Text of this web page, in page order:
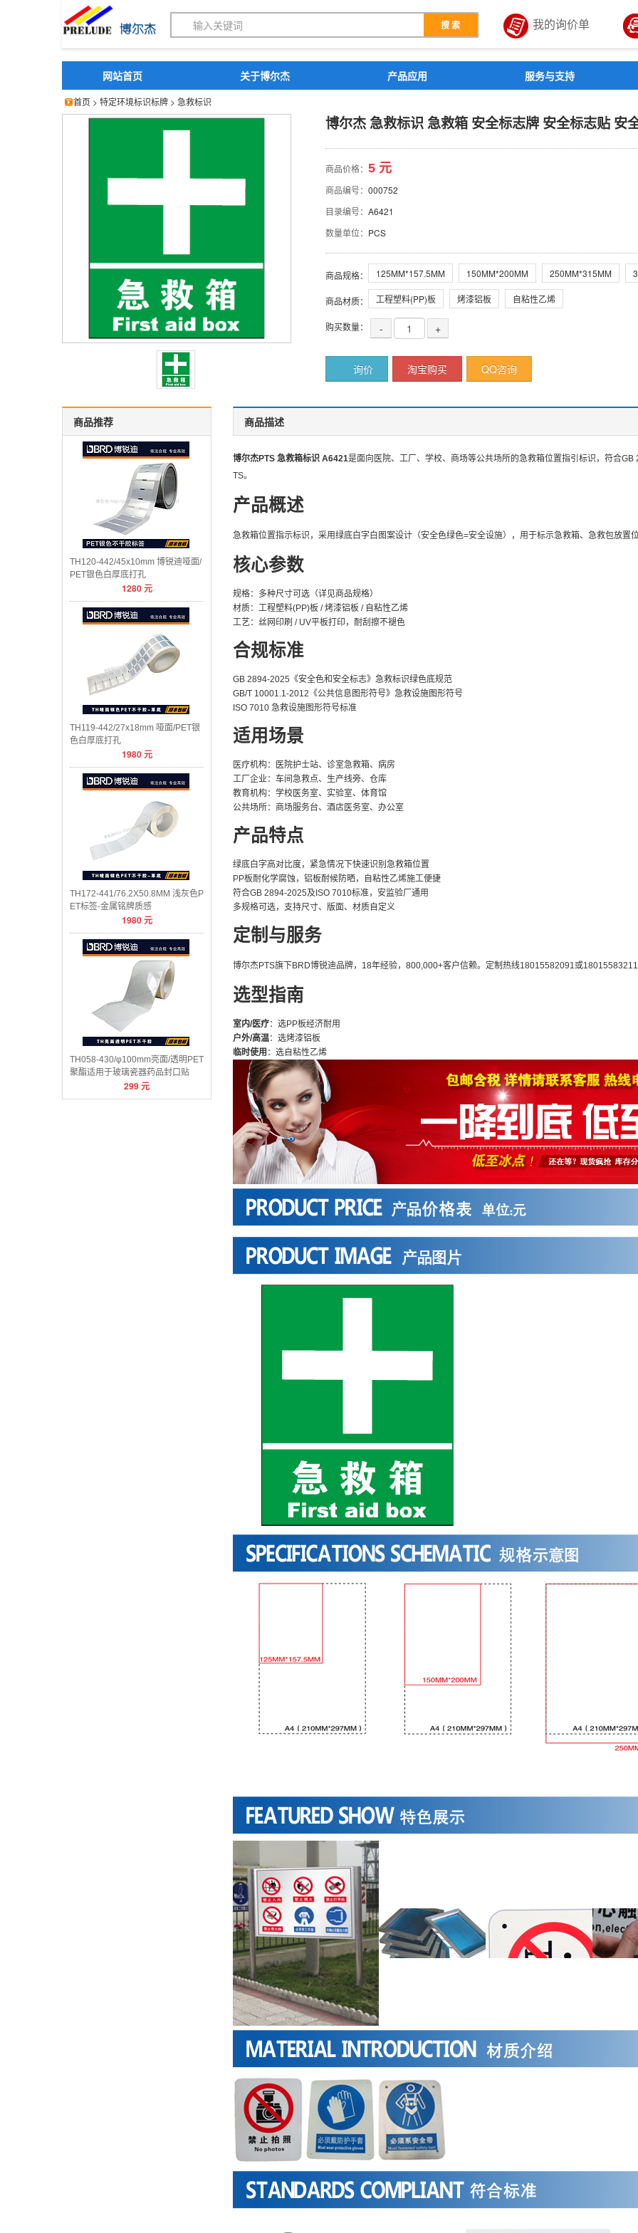
博尔杰PTS - 工业标识解决方案
搜 索 我的询价单
网站首页 关于博尔杰 产品应用 服务与支持
首页 > 特定环境标识标牌 > 急救标识
博尔杰 急救标识 急救箱 安全标志牌 安全标
博尔杰 急救标识 急救箱 安全标志牌 安全标志贴 安
商品价格： 5 元
商品编号： 000752
目录编号： A6421
数量单位： PCS
商品规格： 125MM*157.5MM 150MM*200MM 250MM*315MM
商品材质： 工程塑料(PP)板 烤漆铝板 自粘性乙烯
购买数量： - +
询价 淘宝购买 QQ咨询
商品推荐
TH120-442/45x10mm 博锐迪哑面/
PET银色白厚底打孔
1280元
TH119-442/27x18mm 哑面/PET银
色白厚底打孔
1980元
TH172-441/76.2X50.8MM 浅灰色P
ET标签-金属铭牌质感
1980元
TH058-430/φ100mm亮面/透明PET
聚酯适用于玻璃瓷器药品封口贴
299元
商品描述
博尔杰PTS 急救箱标识 A6421是面向医院、工厂、学校、商场等公共场所的急救箱位置指引标识，符合
TS。
产品概述
急救箱位置指示标识，采用绿底白字白图案设计（安全色绿色=安全设施），用于标示急救箱、急救包放置
核心参数
规格：多种尺寸可选（详见商品规格）
材质：工程塑料(PP)板 / 烤漆铝板 / 自粘性乙烯
工艺：丝网印刷 / UV平板打印，耐刮擦不褪色
合规标准
GB 2894-2025《安全色和安全标志》急救标识绿色底规范
GB/T 10001.1-2012《公共信息图形符号》急救设施图形符号
ISO 7010 急救设施图形符号标准
适用场景
医疗机构：医院护士站、诊室急救箱、病房
工厂企业：车间急救点、生产线旁、仓库
教育机构：学校医务室、实验室、体育馆
公共场所：商场服务台、酒店医务室、办公室
产品特点
绿底白字高对比度，紧急情况下快速识别急救箱位置
PP板耐化学腐蚀，铝板耐候防晒，自粘性乙烯施工便捷
符合GB 2894-2025及ISO 7010标准，安监验厂通用
多规格可选，支持尺寸、版面、材质自定义
定制与服务
博尔杰PTS旗下BRD博锐迪品牌，18年经验，800,000+客户信赖。定制热线18015582091或
选型指南
室内/医疗：选PP板经济耐用
户外/高温：选烤漆铝板
临时使用 ：选自粘性乙烯